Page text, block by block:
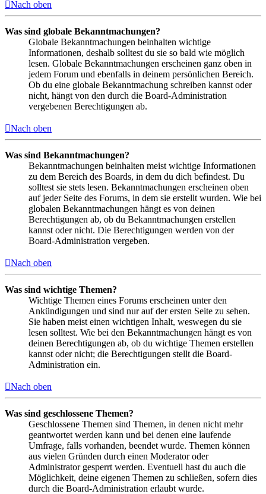
Nach oben
Was sind globale Bekanntmachungen?
Globale Bekanntmachungen beinhalten wichtige
Informationen, deshalb solltest du sie so bald wie möglich
lesen. Globale Bekanntmachungen erscheinen ganz oben in
jedem Forum und ebenfalls in deinem persönlichen Bereich.
Ob du eine globale Bekanntmachung schreiben kannst oder
nicht, hängt von den durch die Board-Administration
vergebenen Berechtigungen ab.
Nach oben
Was sind Bekanntmachungen?
Bekanntmachungen beinhalten meist wichtige Informationen
zu dem Bereich des Boards, in dem du dich befindest. Du
solltest sie stets lesen. Bekanntmachungen erscheinen oben
auf jeder Seite des Forums, in dem sie erstellt wurden. Wie bei
globalen Bekanntmachungen hängt es von deinen
Berechtigungen ab, ob du Bekanntmachungen erstellen
kannst oder nicht. Die Berechtigungen werden von der
Board-Administration vergeben.
Nach oben
Was sind wichtige Themen?
Wichtige Themen eines Forums erscheinen unter den
Ankündigungen und sind nur auf der ersten Seite zu sehen.
Sie haben meist einen wichtigen Inhalt, weswegen du sie
lesen solltest. Wie bei den Bekanntmachungen hängt es von
deinen Berechtigungen ab, ob du wichtige Themen erstellen
kannst oder nicht; die Berechtigungen stellt die Board-
Administration ein.
Nach oben
Was sind geschlossene Themen?
Geschlossene Themen sind Themen, in denen nicht mehr
geantwortet werden kann und bei denen eine laufende
Umfrage, falls vorhanden, beendet wurde. Themen können
aus vielen Gründen durch einen Moderator oder
Administrator gesperrt werden. Eventuell hast du auch die
Möglichkeit, deine eigenen Themen zu schließen, sofern dies
durch die Board-Administration erlaubt wurde.